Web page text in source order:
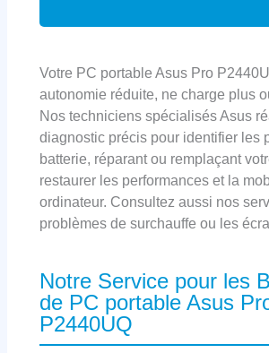
Votre PC portable Asus Pro
autonomie réduite, ne charge plus
Nos techniciens spécialisés Asus
diagnostic précis pour identifier les
batterie, réparant ou remplaçant
restaurer les performances et la
ordinateur. Consultez aussi nos
problèmes de surchauffe ou les
Notre Service pour les
de PC portable Asus
P2440UQ